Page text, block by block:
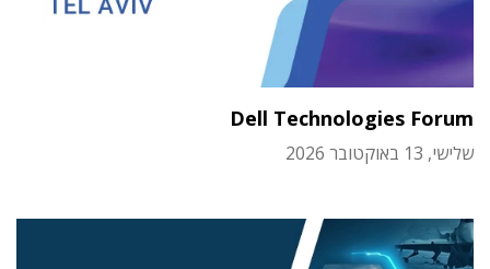
Dell Technologies Forum
שלישי, 13 באוקטובר 2026